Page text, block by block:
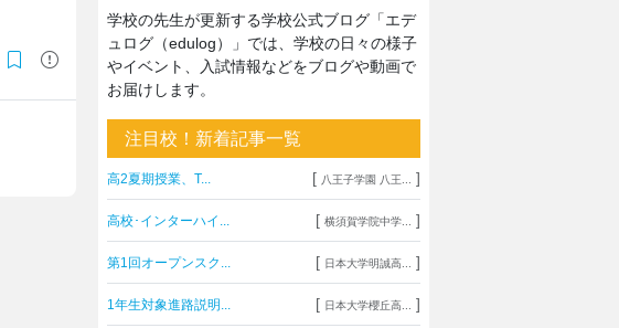
学校の先生が更新する学校公式ブログ「エデ
ュログ（edulog）」では、学校の日々の様子
やイベント、入試情報などをブログや動画で
お届けします。
注目校！新着記事一覧
高2夏期授業、T... [ 八王子学園 八王... ]
高校･インターハイ... [ 横須賀学院中学... ]
第1回オープンスク... [ 日本大学明誠高... ]
1年生対象進路説明... [ 日本大学櫻丘高... ]